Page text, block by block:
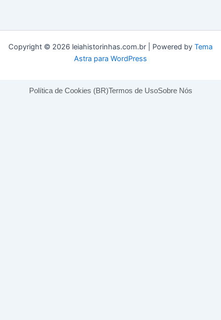
Copyright © 2026 leiahistorinhas.com.br | Powered by Tema
Astra para WordPress
Política de Cookies (BR)Termos de UsoSobre Nós